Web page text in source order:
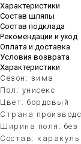
Характеристики
Состав шляпы
Состав подклада
Рекомендации и уход
Оплата и доставка
Условия возврата
Характеристики
Сезон: зима
Пол: унисекс
Цвет: бордовый
Страна
Ширина поля: без
Состав: каракуль